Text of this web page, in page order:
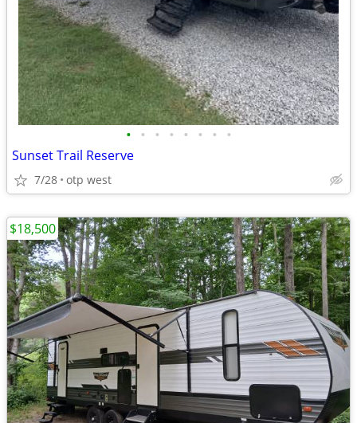
• • • • • • • •
Sunset Trail Reserve
7/28 otp west
$18,500